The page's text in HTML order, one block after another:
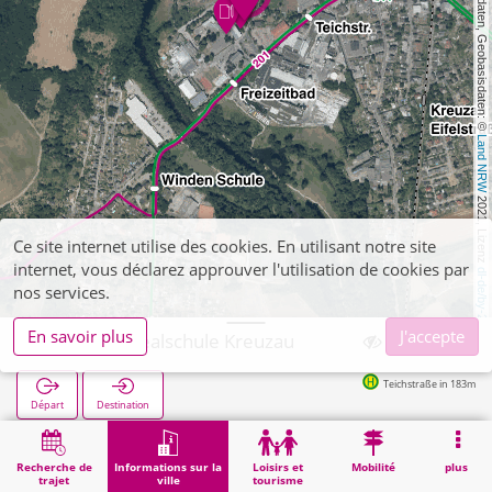
, Kartendaten, Geobasisdaten: ©
Land NRW
2021, Lizenz
dl-de/by-2-0
Recherche de
trajet
Informations sur la
ville
Loisirs et
tourisme
Mobilité plus
Kreuzau, Realschule Kreuzau
Départ Destination
Teichstraße in 183m
Démarrage Informations sur la ville Kreuzau, Realschule Kreuzau
Ce site internet utilise des cookies. En utilisant notre site
internet, vous déclarez approuver l'utilisation de cookies par
nos services.
En savoir plus
J'accepte